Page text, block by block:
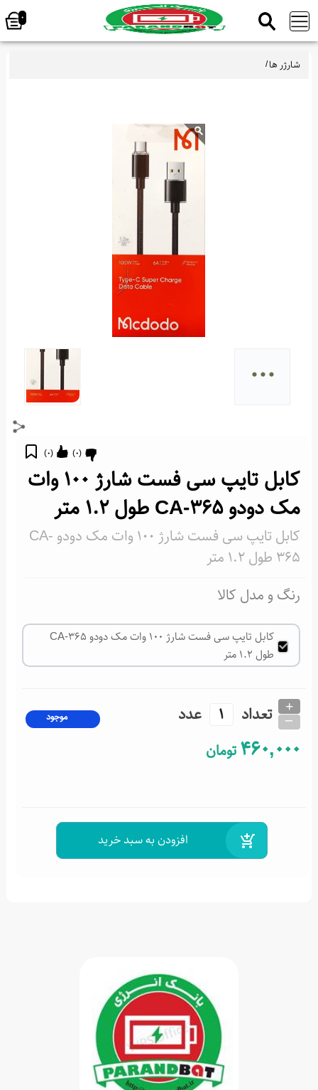
0
شارژر ها/
...
(
0
) (
0
)
کابل تایپ سی فست شارژ 100 وات
مک دودو CA-365 طول 1.2 متر
کابل تایپ سی فست شارژ 100 وات مک دودو CA-
365 طول 1.2 متر
رنگ و مدل کالا
کابل تایپ سی فست شارژ 100 وات مک دودو CA-365
طول 1.2 متر
تعداد +
_ عدد موجود
460,000تومان